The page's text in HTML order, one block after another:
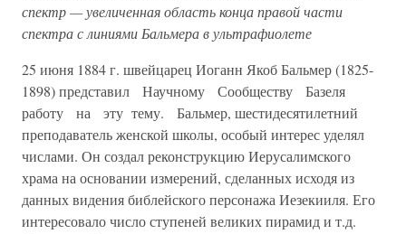
спектр — увеличенная область конца правой части
спектра с линиями Бальмера в ультрафиолете
25 июня 1884 г. швейцарец Иоганн Якоб Бальмер (1825-
1898) представил Научному Сообществу Базеля
работу на эту тему. Бальмер, шестидесятилетний
преподаватель женской школы, особый интерес уделял
числами. Он создал реконструкцию Иерусалимского
храма на основании измерений, сделанных исходя из
данных видения библейского персонажа Иезекииля. Его
интересовало число ступеней великих пирамид и т.д.